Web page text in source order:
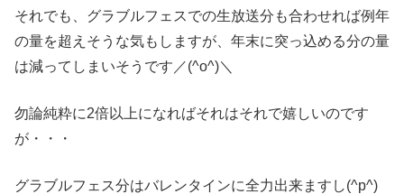
それでも、グラブルフェスでの生放送分も合わせれば例年
の量を超えそうな気もしますが、年末に突っ込める分の量
は減ってしまいそうです／(^o^)＼
勿論純粋に2倍以上になればそれはそれで嬉しいのです
が・・・
グラブルフェス分はバレンタインに全力出来ますし(^p^)